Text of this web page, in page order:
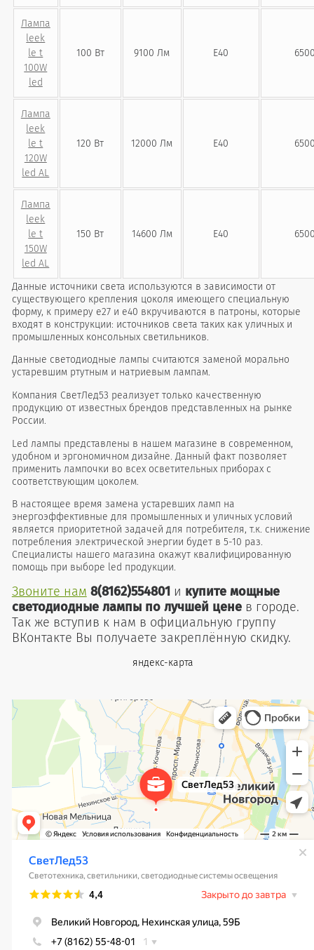
Лампа
leek
le t
100W
led
100 Вт 9100 Лм Е40
Лампа
leek
le t
120W
led AL
120 Вт 12000 Лм Е40
Лампа
leek
le t
150W
led AL
150 Вт 14600 Лм Е40
Данные источники света используются в зависимости от
существующего крепления цоколя имеющего специальную
форму, к примеру е27 и е40 вкручиваются в патроны, которые
входят в конструкции: источников света таких как уличных и
промышленных консольных светильников.
Данные светодиодные лампы считаются заменой морально
устаревшим ртутным и натриевым лампам.
Компания СветЛед53 реализует только качественную
продукцию от известных брендов представленных на рынке
России.
Led лампы представлены в нашем магазине в современном,
удобном и эргономичном дизайне. Данный факт позволяет
применить лампочки во всех осветительных приборах с
соответствующим цоколем.
В настоящее время замена устаревших ламп на
энергоэффективные для промышленных и уличных условий
является приоритетной задачей для потребителя, т.к. снижение
потребления электрической энергии будет в 5-10 раз.
Специалисты нашего магазина окажут квалифицированную
помощь при выборе led продукции.
Звоните нам 8(8162)554801 и купите мощные
светодиодные лампы по лучшей ценев городе.
Так же вступив к нам в официальную группу
ВКонтакте Вы получаете закреплённую скидку.
яндекс-карта